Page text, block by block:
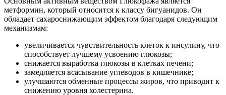
метформин, который относится к классу бигуанидов. Он
обладает сахароснижающим эффектом благодаря следующим
механизмам:
увеличивается чувствительность клеток к инсулину, что
способствует лучшему усвоению глюкозы;
снижается выработка глюкозы в клетках печени;
замедляется всасывание углеводов в кишечнике;
улучшаются обменные процессы жиров, что приводит к
снижению уровня холестерина.